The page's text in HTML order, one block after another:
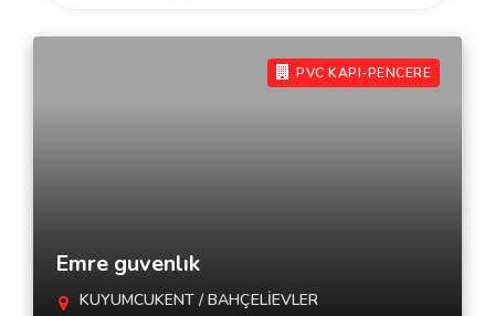
PVC KAPI-PENCERE
Emre guvenlık
KUYUMCUKENT / BAHÇELİEVLER